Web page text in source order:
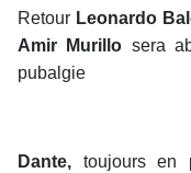
Retour Leonardo
Amir Murillo sera
pubalgie
Dante, toujours en